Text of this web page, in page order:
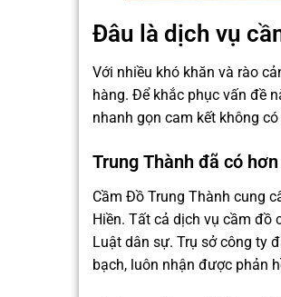
Đâu là dịch vụ
Với nhiều khó khăn và rào
hàng. Để khắc phục vấn đề
nhanh gọn cam kết không
Trung Thành đã có
Cầm Đồ Trung Thành cung
Hiền. Tất cả dịch vụ cầm đồ
Luật dân sự. Trụ sở công ty
bạch, luôn nhận được phản